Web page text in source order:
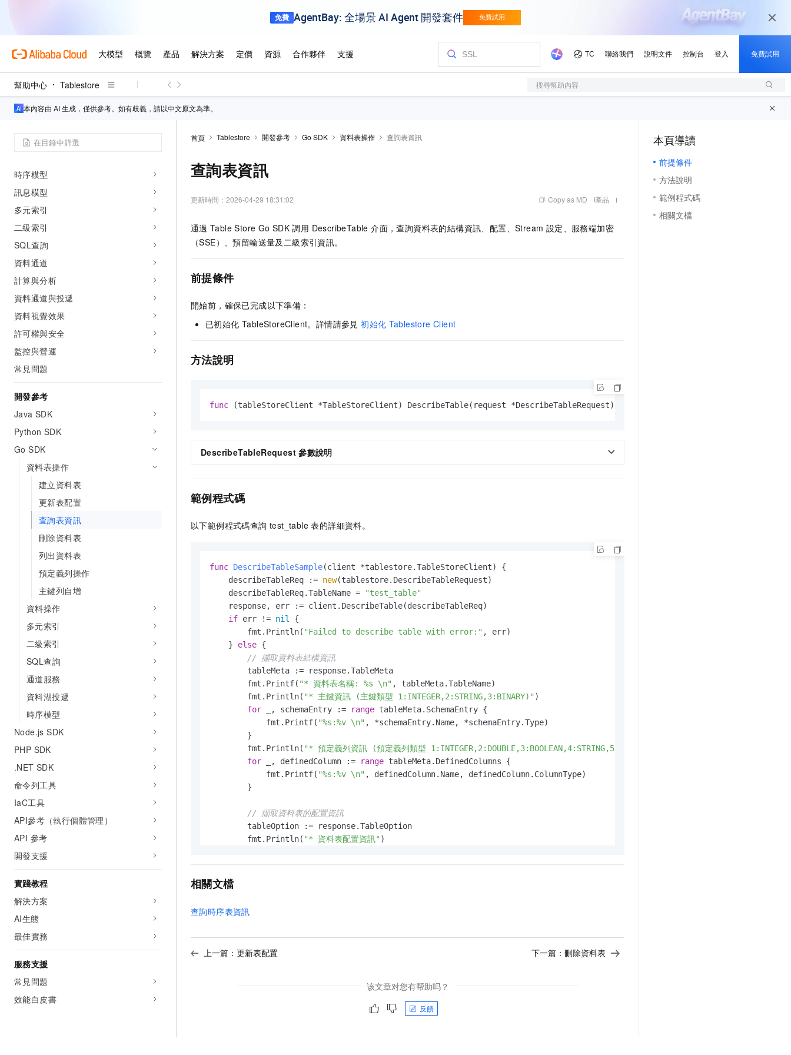
幫助中心 Tablestore 搜尋幫助內容
本內容由 AI 生成，僅供參考。如有歧義，請以中文原文為準。
通用工具與配置
API參考
使用者指南
執行個體管理
時序模型
訊息模型
多元索引
二級索引
SQL查詢
資料通道
計算與分析
資料通道與投遞
資料視覺效果
許可權與安全
監控與營運
常見問題
開發參考
Java SDK
Python SDK
Go SDK
資料表操作
建立資料表
更新表配置
查詢表資訊
刪除資料表
列出資料表
預定義列操作
主鍵列自增
資料操作
多元索引
二級索引
SQL查詢
通道服務
資料湖投遞
時序模型
Node.js SDK
PHP SDK
.NET SDK
命令列工具
IaC工具
API參考（執行個體管理）
API 參考
開發支援
實踐教程
解決方案
AI生態
最佳實務
服務支援
常見問題
效能白皮書
首頁 Tablestore 開發參考 Go SDK 資料表操作 查詢表資訊
查詢表資訊
更新時間： 2026-04-29 18:31:02 Copy as MD 產品
通過 Table Store Go SDK 調用 DescribeTable 介面，查詢資料表的結構資訊、配置、Stream 設定、服務端加密
（SSE）、預留輸送量及二級索引資訊。
前提條件
開始前，確保已完成以下準備：
已初始化 TableStoreClient。詳情請參見初始化 Tablestore Client
方法說明
func (tableStoreClient *TableStoreClient) DescribeTable(request *DescribeTableRequest) (*DescribeTableResponse,
DescribeTableRequest 參數說明
範例程式碼
以下範例程式碼查詢 test_table 表的詳細資料。
func DescribeTableSample(client *tablestore.TableStoreClient)
{
    describeTableReq :=
new(tablestore.DescribeTableRequest)
    describeTableReq.TableName =
"test_table"
    response, err := client.DescribeTable(describeTableReq)
if err != nil {
        fmt.Println(
"Failed to describe table with error:" , err)
    }
else {
// 擷取資料表結構資訊
        tableMeta := response.TableMeta
        fmt.Printf(
"* 資料表名稱: %s \n" , tableMeta.TableName)
        fmt.Println(
"* 主鍵資訊 (主鍵類型 1:INTEGER,2:STRING,3:BINARY)" )
for _, schemaEntry := range tableMeta.SchemaEntry {
            fmt.Printf(
"%s:%v \n" , *schemaEntry.Name, *schemaEntry.Type)
        }
        fmt.Println(
"* 預定義列資訊 (預定義列類型 1:INTEGER,2:DOUBLE,3:BOOLEAN,4:STRING,5:BINARY)"
for _, definedColumn := range tableMeta.DefinedColumns {
            fmt.Printf(
"%s:%v \n" , definedColumn.Name, definedColumn.ColumnType)
        }
// 擷取資料表的配置資訊
        tableOption := response.TableOption
        fmt.Println(
"* 資料表配置資訊" )
        fmt.Printf(
        fmt.Printf(
// 擷取資料表Stream資訊
if streamDetails.EnableStream {
相關文檔
查詢時序表資訊
上一篇： 更新表配置 下一篇： 刪除資料表
该文章对您有帮助吗？
反饋
本頁導讀
前提條件
方法說明
範例程式碼
相關文檔